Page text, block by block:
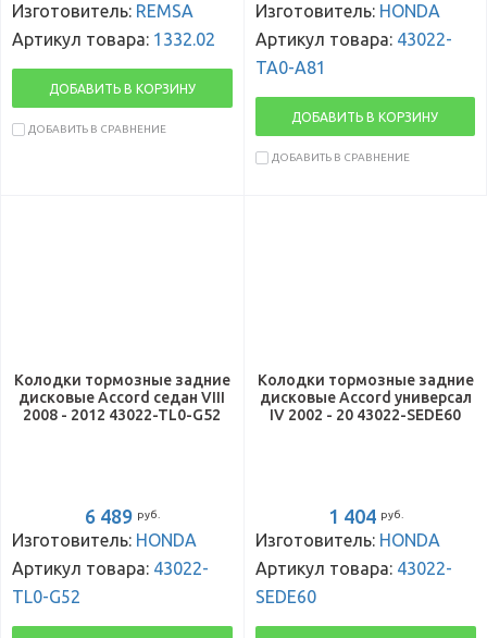
Изготовитель: REMSA
Артикул товара: 1332.02
ДОБАВИТЬ В КОРЗИНУ
ДОБАВИТЬ В СРАВНЕНИЕ
Изготовитель: HONDA
Артикул товара: 43022-
TA0-A81
ДОБАВИТЬ В КОРЗИНУ
ДОБАВИТЬ В СРАВНЕНИЕ
Колодки тормозные задние
дисковые Accord седан VIII
2008 - 2012 43022-TL0-G52
6 489 руб.
Изготовитель: HONDA
Артикул товара: 43022-
TL0-G52
Колодки тормозные задние
дисковые Accord универсал
IV 2002 - 20 43022-SEDE60
1 404 руб.
Изготовитель: HONDA
Артикул товара: 43022-
SEDE60